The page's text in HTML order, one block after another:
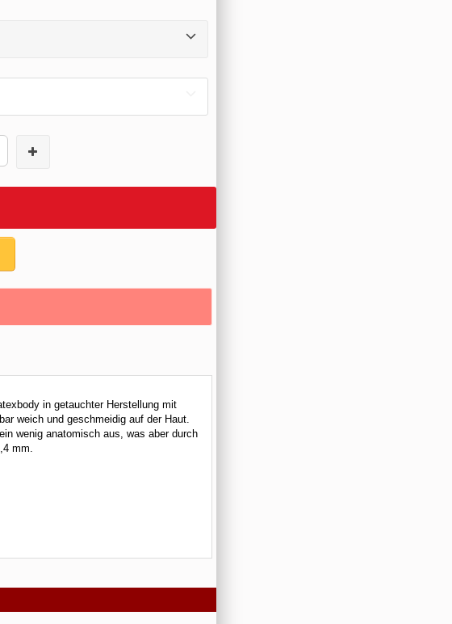
in getauchter Herstellung mit
weich und geschmeidig auf der Haut.
wenig anatomisch aus, was aber durch
mm.